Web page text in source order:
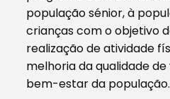
população sénior, à
crianças com o objetivo
realização de atividade
melhoria da qualidade de
bem-estar da população.